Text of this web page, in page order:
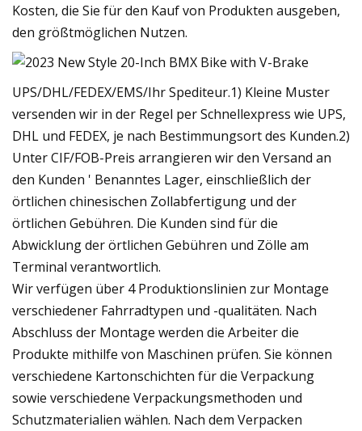
Kosten, die Sie für den Kauf von Produkten ausgeben,
den größtmöglichen Nutzen.
UPS/DHL/FEDEX/EMS/Ihr Spediteur.1) Kleine Muster
versenden wir in der Regel per Schnellexpress wie UPS,
DHL und FEDEX, je nach Bestimmungsort des Kunden.2)
Unter CIF/FOB-Preis arrangieren wir den Versand an
den Kunden ' Benanntes Lager, einschließlich der
örtlichen chinesischen Zollabfertigung und der
örtlichen Gebühren. Die Kunden sind für die
Abwicklung der örtlichen Gebühren und Zölle am
Terminal verantwortlich.
Wir verfügen über 4 Produktionslinien zur Montage
verschiedener Fahrradtypen und -qualitäten. Nach
Abschluss der Montage werden die Arbeiter die
Produkte mithilfe von Maschinen prüfen. Sie können
verschiedene Kartonschichten für die Verpackung
sowie verschiedene Verpackungsmethoden und
Schutzmaterialien wählen. Nach dem Verpacken